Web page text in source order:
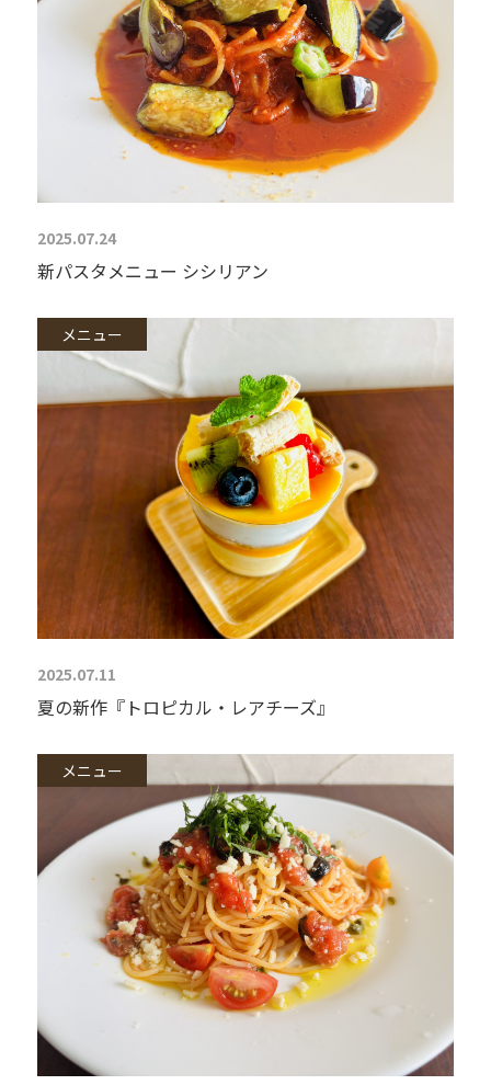
2025.07.24
新パスタメニュー シシリアン
メニュー
2025.07.11
夏の新作『トロピカル・レアチーズ』
メニュー